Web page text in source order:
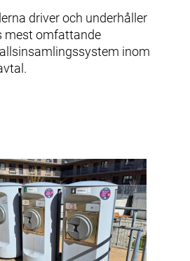
driver och underhåller
mest omfattande
inom